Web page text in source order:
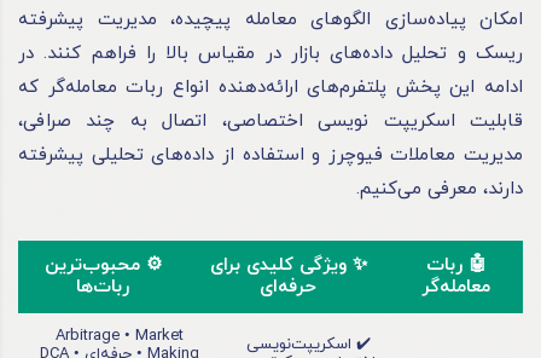
امکان پیاده‌سازی الگوهای معامله پیچیده، مدیریت پیشرفته
ریسک و تحلیل داده‌های بازار در مقیاس بالا را فراهم کنند. در
ادامه این پخش پلتفرم‌های ارائه‌دهنده انواع ربات معامله‌گر که
قابلیت اسکریپت نویسی اختصاصی، اتصال به چند صرافی،
مدیریت معاملات فیوچرز و استفاده از داده‌های تحلیلی پیشرفته
دارند، معرفی می‌کنیم.
🤖 ربات
معامله‌گر
✨ ویژگی کلیدی برای
حرفه‌ای
⚙️ محبوب‌ترین
ربات‌ها
✔️ اسکریپت‌نویسی
Arbitrage • Market